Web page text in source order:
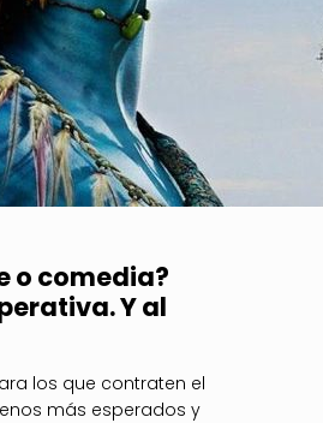
o comedia?
Y al
los que contraten el
más esperados y